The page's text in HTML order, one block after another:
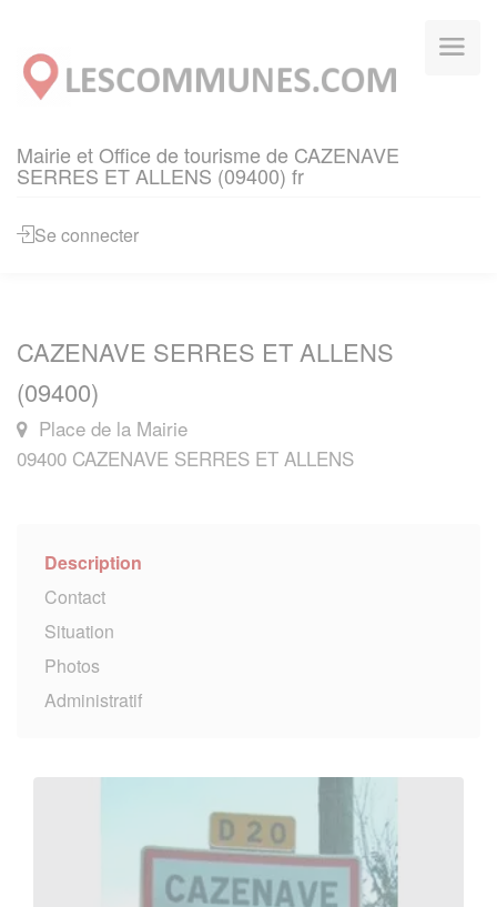
Mairie et Office de tourisme de CAZENAVE
SERRES ET ALLENS (09400) fr
Se connecter
CAZENAVE SERRES ET ALLENS
(09400)
Place de la Mairie
09400 CAZENAVE SERRES ET ALLENS
Description
Contact
Situation
Photos
Administratif